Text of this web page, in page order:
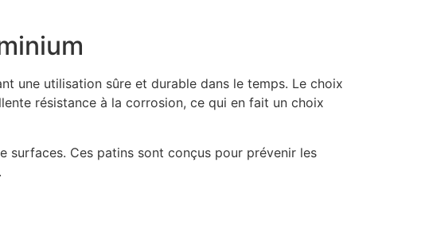
une utilisation sûre et durable dans le temps. Le choix
résistance à la corrosion, ce qui en fait un choix
surfaces. Ces patins sont conçus pour prévenir les